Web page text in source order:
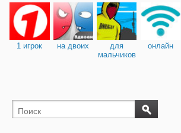
1 игрок на двоих
для
мальчиков
онлайн